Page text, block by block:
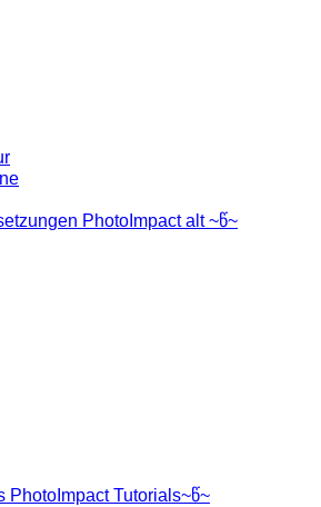
PhotoImpact alt ~წ~
Tutorials~წ~